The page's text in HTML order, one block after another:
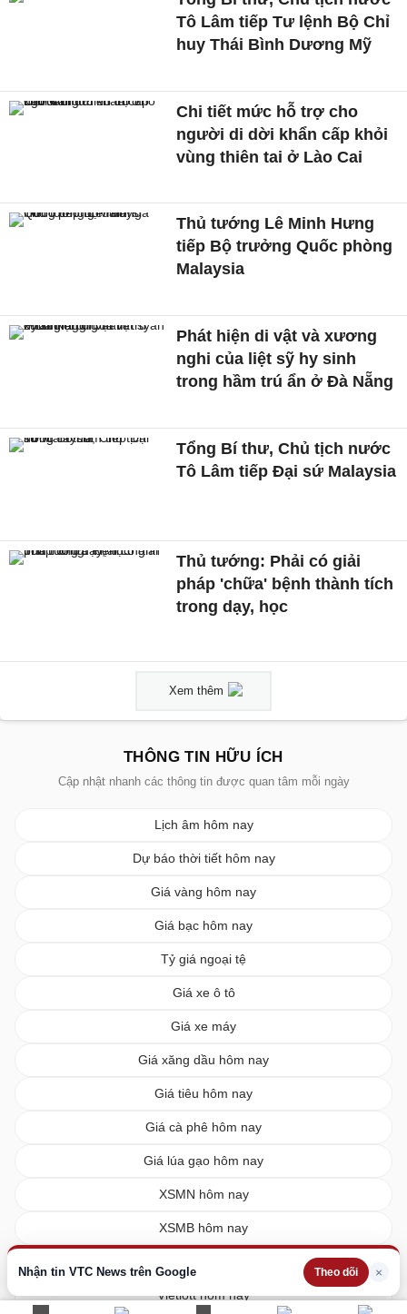
Nhận tin VTC News trên Google Theo dõi ×
Tô Lâm tiếp Tư lệnh Bộ Chỉ
huy Thái Bình Dương Mỹ
Chi tiết mức hỗ trợ cho
người di dời khẩn cấp khỏi
vùng thiên tai ở Lào Cai
Thủ tướng Lê Minh Hưng
tiếp Bộ trưởng Quốc phòng
Malaysia
Phát hiện di vật và xương
nghi của liệt sỹ hy sinh
trong hầm trú ẩn ở Đà Nẵng
Tổng Bí thư, Chủ tịch nước
Tô Lâm tiếp Đại sứ Malaysia
Thủ tướng: Phải có giải
pháp 'chữa' bệnh thành tích
trong dạy, học
Xem thêm
THÔNG TIN HỮU ÍCH
Cập nhật nhanh các thông tin được quan tâm mỗi ngày
Lịch âm hôm nay
Dự báo thời tiết hôm nay
Giá vàng hôm nay
Giá bạc hôm nay
Tỷ giá ngoại tệ
Giá xe ô tô
Giá xe máy
Giá xăng dầu hôm nay
Giá tiêu hôm nay
Giá cà phê hôm nay
Giá lúa gạo hôm nay
XSMN hôm nay
XSMB hôm nay
Vietlott hôm nay